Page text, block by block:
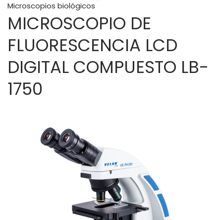
Microscopios biológicos
MICROSCOPIO DE
FLUORESCENCIA LCD
DIGITAL COMPUESTO LB-
1750